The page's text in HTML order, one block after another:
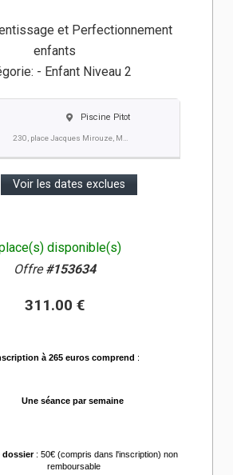
et Perfectionnement
enfants
- Enfant Niveau 2
Piscine Pitot
Voir les dates exclues
disponible(s)
Offre#153634
311.00 €
à 265 euros comprend :
Une séance par semaine
dossier : 50€ (compris dans l'inscription) non
remboursable